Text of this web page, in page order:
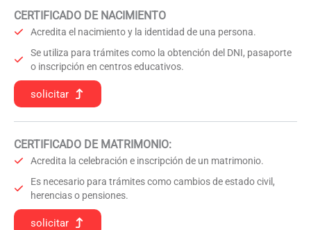
CERTIFICADO DE NACIMIENTO
Acredita el nacimiento y la identidad de una persona.
Se utiliza para trámites como la obtención del DNI, pasaporte
o inscripción en centros educativos.
solicitar
CERTIFICADO DE MATRIMONIO:
Acredita la celebración e inscripción de un matrimonio.
Es necesario para trámites como cambios de estado civil,
herencias o pensiones.
solicitar